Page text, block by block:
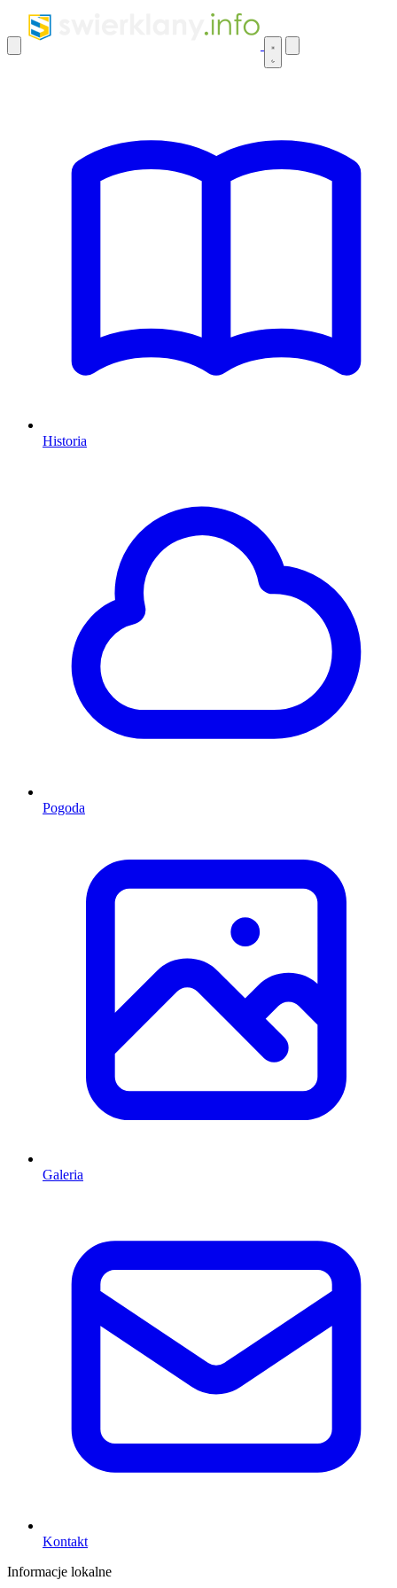
Historia
Pogoda
Galeria
Kontakt
Informacje lokalne